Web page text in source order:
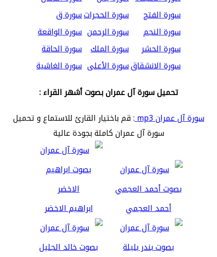
سورة الفتح
سورة الحجراتسورة ق
سورة النجم
سورة الرحمن سورة الواقعة
سورة الحشر
سورة الملك سورة الحاقة
سورة الانشقاقسورة الأعلى سورة الغاشية
تحميل سورة آل عمران بصوت أشهر القراء :
سورة آل عمران mp3
: قم باختيار القارئ للاستماع و تحميل
سورة آل عمران كاملة بجودة عالية
أحمد العجمي ابراهيم الاخضر